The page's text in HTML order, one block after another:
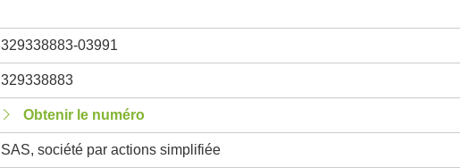
329338883-03991
329338883
Obtenir le numéro
SAS, société par actions simplifiée